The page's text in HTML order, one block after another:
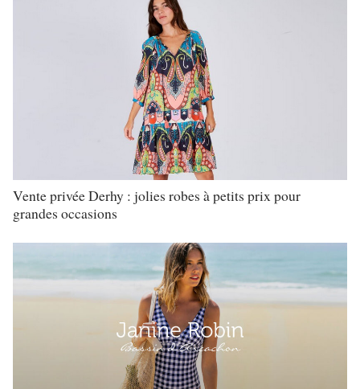
Vente privée Derhy : jolies robes à petits prix pour
grandes occasions